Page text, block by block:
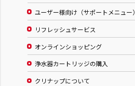
ユーザー様向け（サポートメニュー）
リフレッシュサービス
オンラインショッピング
浄水器カートリッジの購入
クリナップについて